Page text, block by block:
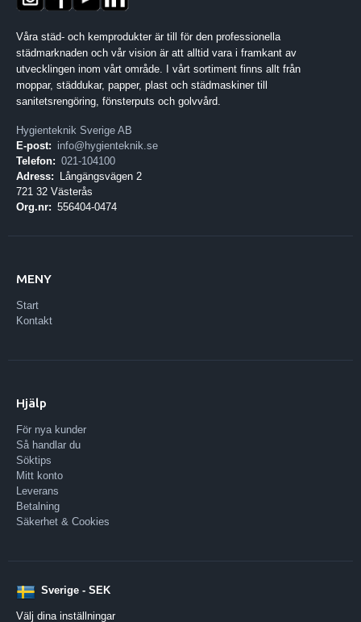
Våra städ- och kemprodukter är till för den professionella
städmarknaden och vår vision är att alltid vara i framkant av
utvecklingen inom vårt område. I vårt sortiment finns allt från
moppar, städdukar, papper, plast och städmaskiner till
sanitetsrengöring, fönsterputs och golvvård.
Hygienteknik Sverige AB
E-post: info@hygienteknik.se
Telefon: 021-104100
Adress:
Långängsvägen 2
721 32 Västerås
Org.nr: 556404-0474
MENY
Start
Kontakt
Hjälp
För nya kunder
Så handlar du
Söktips
Mitt konto
Leverans
Betalning
Säkerhet & Cookies
Sverige - SEK
Välj dina inställningar